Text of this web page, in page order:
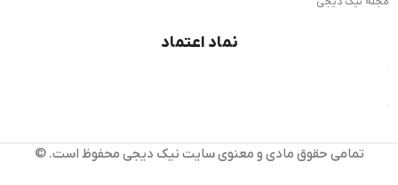
نماد اعتماد
تمامی حقوق مادی و معنوی سایت نیک دیجی محفوظ است. ©️